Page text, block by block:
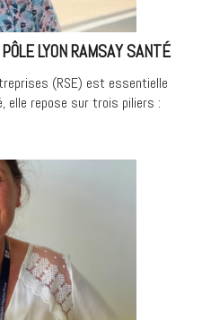
LYON RAMSAY SANTÉ
(RSE) est essentielle
elle repose sur trois piliers :